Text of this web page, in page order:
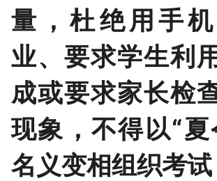
量，杜绝用手
业、要求学生利
成或要求家长检
现象，不得以“夏
名义变相组织考试